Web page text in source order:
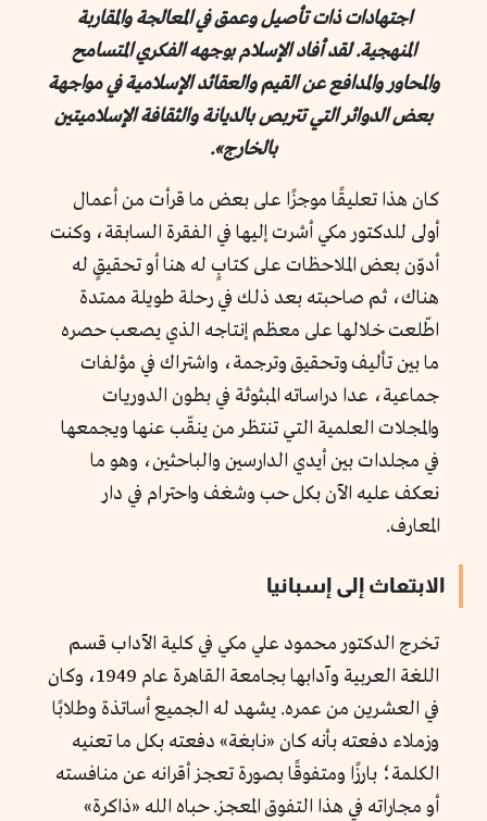
اجتهادات ذات تأصيل وعمق في المعالجة والمقاربة
المنهجية. لقد أفاد الإسلام بوجهه الفكري المتسامح
والمحاور والمدافع عن القيم والعقائد الإسلامية في مواجهة
بعض الدوائر التي تتربص بالديانة والثقافة الإسلاميتين
بالخارج».
كان هذا تعليقًا موجزًا على بعض ما قرأت من أعمال
أولى للدكتور مكي أشرت إليها في الفقرة السابقة، وكنت
أدوّن بعض الملاحظات على كتابٍ له هنا أو تحقيقٍ له
هناك، ثم صاحبته بعد ذلك في رحلة طويلة ممتدة
اطّلعت خلالها على معظم إنتاجه الذي يصعب حصره
ما بين تأليف وتحقيق وترجمة، واشتراك في مؤلفات
جماعية، عدا دراساته المبثوثة في بطون الدوريات
والمجلات العلمية التي تنتظر من ينقّب عنها ويجمعها
في مجلدات بين أيدي الدارسين والباحثين، وهو ما
نعكف عليه الآن بكل حب وشغف واحترام في دار
المعارف.
الابتعاث إلى إسبانيا
تخرج الدكتور محمود علي مكي في كلية الآداب قسم
اللغة العربية وآدابها بجامعة القاهرة عام 1949، وكان
في العشرين من عمره. يشهد له الجميع أساتذة وطلابًا
وزملاء دفعته بأنه كان «نابغة» دفعته بكل ما تعنيه
الكلمة؛ بارزًا ومتفوقًا بصورة تعجز أقرانه عن منافسته
أو مجاراته في هذا التفوق المعجز. حباه الله «ذاكرة»